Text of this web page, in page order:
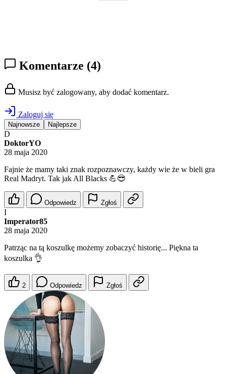
Komentarze (4)
Musisz być zalogowany, aby dodać komentarz.
Zaloguj się
Najnowsze Najlepsze
D
DoktorYO
28 maja 2020
Fajnie że mamy taki znak rozpoznawczy, każdy wie że w bieli gra
Real Madryt. Tak jak All Blacks 💪😎
Odpowiedz Zgłoś
I
Imperator85
28 maja 2020
Patrząc na tą koszulkę możemy zobaczyć historię... Piękna ta
koszulka 👌
2 Odpowiedz Zgłoś